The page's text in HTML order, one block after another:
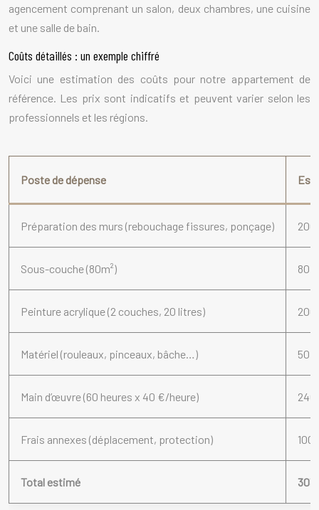
agencement comprenant un salon, deux chambres, une cuisine
et une salle de bain.
Coûts détaillés : un exemple chiffré
Voici une estimation des coûts pour notre appartement de
référence. Les prix sont indicatifs et peuvent varier selon les
professionnels et les régions.
Poste de dépense
Préparation des murs (rebouchage fissures, ponçage) 200
Sous-couche (80m²) 80
Peinture acrylique (2 couches, 20 litres) 200
Matériel (rouleaux, pinceaux, bâche…) 50
Main d’œuvre (60 heures x 40 €/heure)
Frais annexes (déplacement, protection) 100
Total estimé